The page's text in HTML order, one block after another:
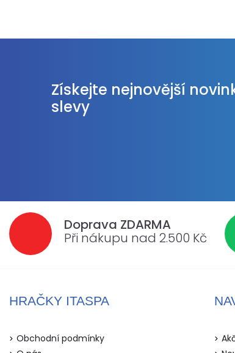
Získejte nejnovější
slevy
Doprava ZDARMA
Při nákupu nad 2.500 Kč
HRAČKY ITASPA
Obchodní podmínky